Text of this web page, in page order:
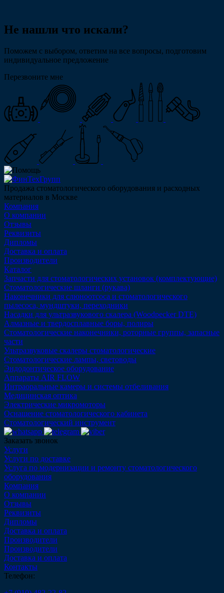
Не нашли что искали?
Поможем с выбором, ответим на все вопросы, подготовим
индивидуальное предложение
Перезвоните мне
Продажа стоматологического оборудования и расходных
материалов в Москве
Компания
О компании
Отзывы
Реквизиты
Дипломы
Доставка и оплата
Производители
Каталог
Запчасти для стоматологических установок (комплектующие)
Стоматологические шланги (рукава)
Наконечники для слюноотсоса и стоматологического
пылесоса, мундштуки, переходники
Насадки для ультразвукового скалера (Woodpecker DTE)
Алмазные и твердосплавные боры, полиры
Стоматологические наконечники, роторные группы, запасные
части
Ультразвуковые скалеры стоматологические
Стоматологические лампы, световоды
Эндодонтическое оборудование
Аппараты AIR FLOW
Интраоральные камеры и системы отбеливания
Медицинская оптика
Электрические микромоторы
Оснащение стоматологического кабинета
Стоматологический инструмент
Заказать звонок
Услуги
Услуги по доставке
Услуга по модернизации и ремонту стоматологического
оборудования
Компания
О компании
Отзывы
Реквизиты
Дипломы
Доставка и оплата
Производители
Производители
Доставка и оплата
Контакты
Телефон: